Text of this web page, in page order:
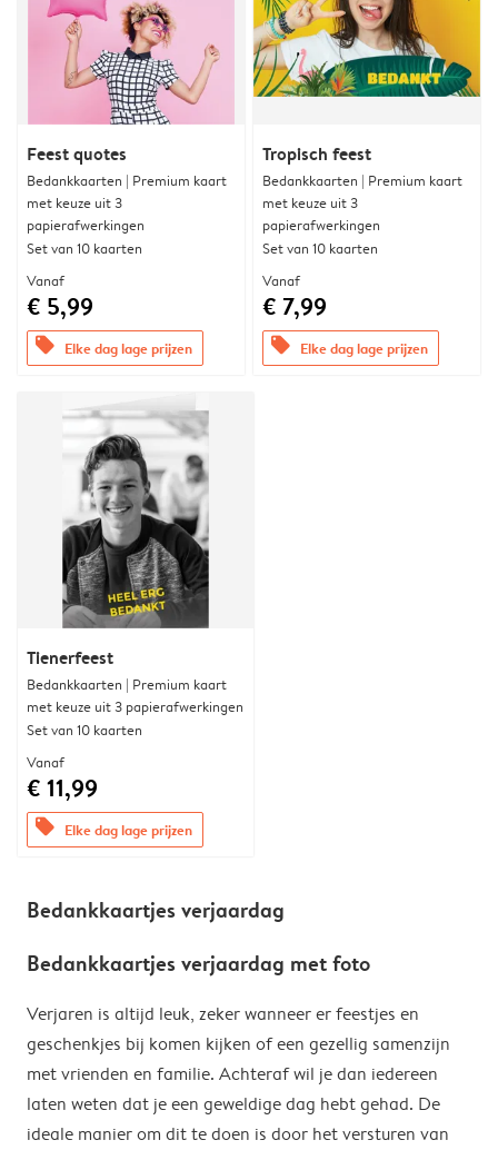
Feest quotes
Bedankkaarten | Premium kaart
met keuze uit 3
papierafwerkingen
Set van 10 kaarten
Vanaf
€ 5,99
offers Elke dag lage prijzen
Tropisch feest
Bedankkaarten | Premium kaart
met keuze uit 3
papierafwerkingen
Set van 10 kaarten
Vanaf
€ 7,99
offers Elke dag lage prijzen
Tienerfeest
Bedankkaarten | Premium kaart
met keuze uit 3 papierafwerkingen
Set van 10 kaarten
Vanaf
€ 11,99
offers Elke dag lage prijzen
Bedankkaartjes verjaardag
Bedankkaartjes verjaardag met foto
Verjaren is altijd leuk, zeker wanneer er feestjes en
geschenkjes bij komen kijken of een gezellig samenzijn
met vrienden en familie. Achteraf wil je dan iedereen
laten weten dat je een geweldige dag hebt gehad. De
ideale manier om dit te doen is door het versturen van